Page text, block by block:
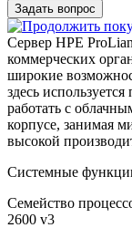
Задать вопрос
Сервер HPE
коммерческих
широкие
здесь
работать с
корпусе, занимая
высокой
Системные
Семейство
2600 v3